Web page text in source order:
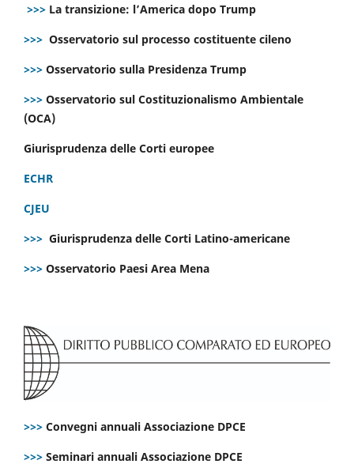
>>> La transizione: l’America dopo Trump
>>> Osservatorio sul processo costituente cileno
>>> Osservatorio sulla Presidenza Trump
>>> Osservatorio sul Costituzionalismo Ambientale
(OCA)
Giurisprudenza delle Corti europee
ECHR
CJEU
>>> Giurisprudenza delle Corti Latino-americane
>>> Osservatorio Paesi Area Mena
>>> Convegni annuali Associazione DPCE
>>> Seminari annuali Associazione DPCE